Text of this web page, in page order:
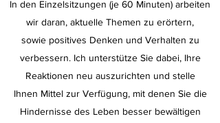
In den Einzelsitzungen (je 60 Minuten) arbeiten
wir daran, aktuelle Themen zu erörtern,
sowie positives Denken und Verhalten zu
verbessern. Ich unterstütze Sie dabei, Ihre
Reaktionen neu auszurichten und stelle
Ihnen Mittel zur Verfügung, mit denen Sie die
Hindernisse des Leben besser bewältigen